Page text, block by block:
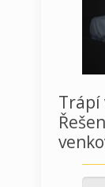
Trápí